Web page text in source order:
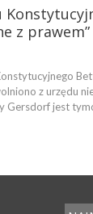
z prawem”
z urzędu
Gersdorf jest